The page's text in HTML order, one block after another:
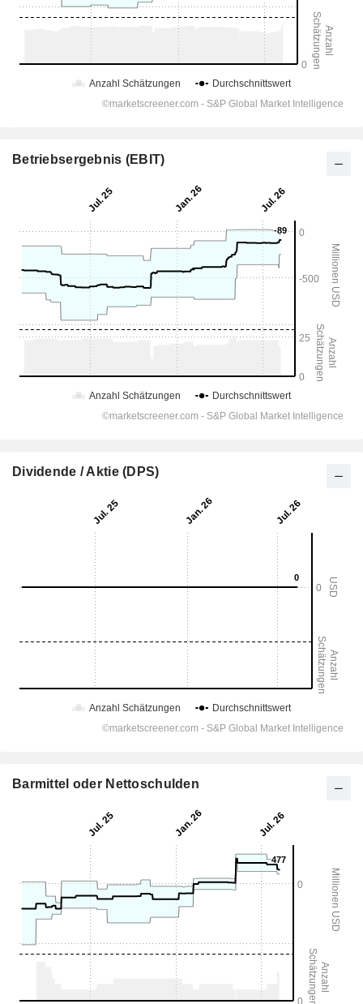
Betriebsergebnis (EBIT)
Dividende / Aktie (DPS)
Barmittel oder Nettoschulden